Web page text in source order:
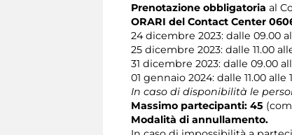
Prenotazione obbligatoria al
ORARI del Contact Center
24 dicembre 2023: dalle 09.00
25 dicembre 2023: dalle 11.00
31 dicembre 2023: dalle 09.00
01 gennaio 2024: dalle 11.00 alle
In caso di disponibilità le
Massimo partecipanti: 45
Modalità di annullamento.